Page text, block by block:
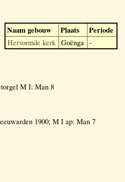
Naam gebouw Plaats Periode
Hervormde kerk Goënga -
M I: Man 8
1900; M I ap: Man 7